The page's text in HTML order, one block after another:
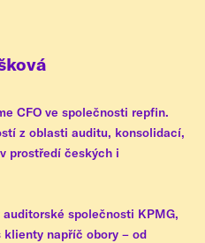
CFO ve společnosti repfin.
z oblasti auditu, konsolidací,
prostředí českých i
společnosti KPMG,
napříč obory – od